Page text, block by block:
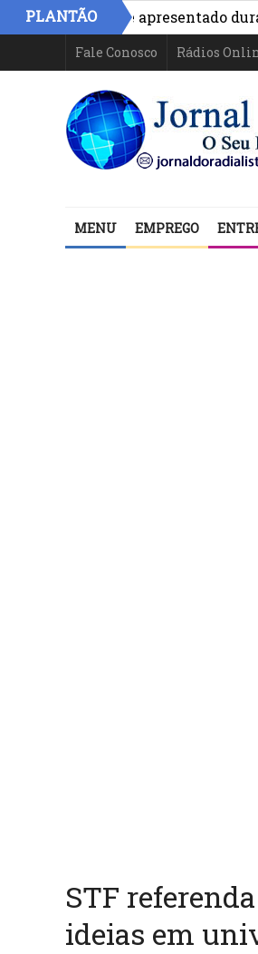
PLANTÃO
Bahia é apresentado durante
Fale Conosco Rádios
MENU EMPREGO
STF
ideias em